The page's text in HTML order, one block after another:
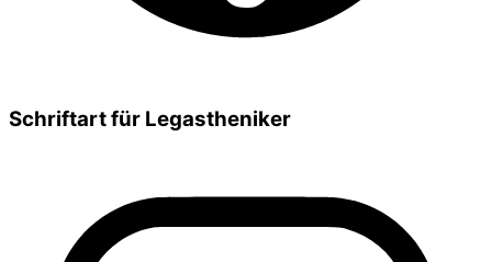
Schriftart für Legastheniker